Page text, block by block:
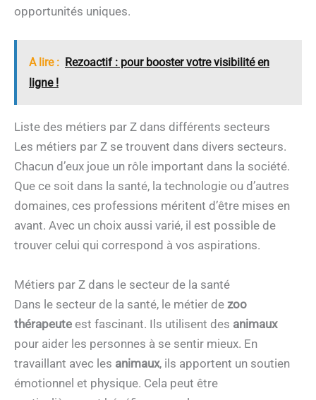
opportunités uniques.
A lire : Rezoactif : pour booster votre visibilité en
ligne !
Liste des métiers par Z dans différents secteurs
Les métiers par Z se trouvent dans divers secteurs.
Chacun d’eux joue un rôle important dans la société.
Que ce soit dans la santé, la technologie ou d’autres
domaines, ces professions méritent d’être mises en
avant. Avec un choix aussi varié, il est possible de
trouver celui qui correspond à vos aspirations.
Métiers par Z dans le secteur de la santé
Dans le secteur de la santé, le métier de zoo
thérapeute est fascinant. Ils utilisent des animaux
pour aider les personnes à se sentir mieux. En
travaillant avec les animaux, ils apportent un soutien
émotionnel et physique. Cela peut être